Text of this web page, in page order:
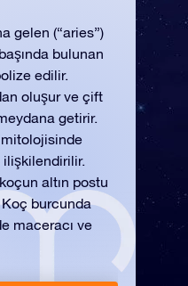
gelen (“aries”)
bulunan
edilir.
oluşur ve çift
getirir.
mitolojisinde
ilişkilendirilir.
altın postu
burcunda
maceracı ve